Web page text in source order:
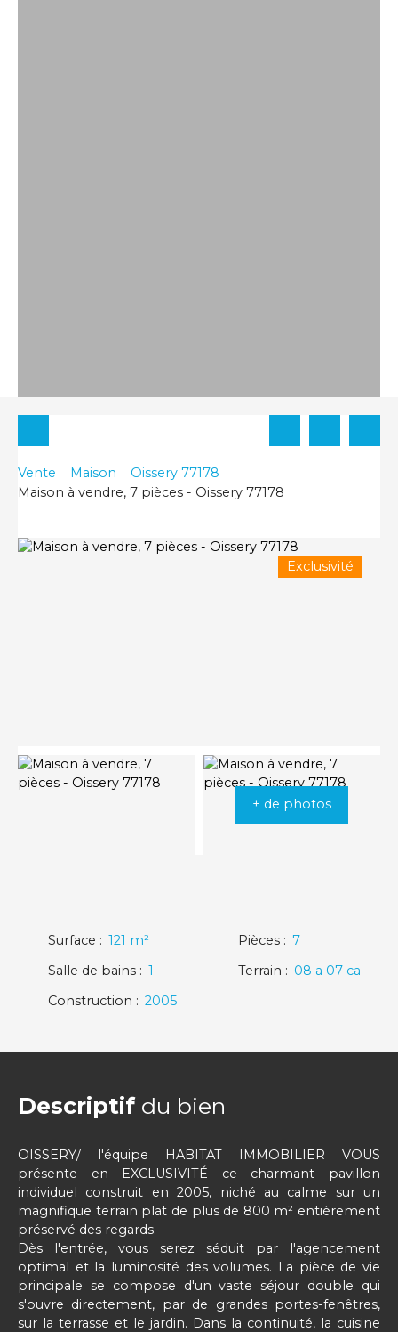
Vente Maison
Oissery 77178
Maison à vendre, 7 pièces - Oissery 77178
Exclusivité
+ de photos
Surface : 121 m² Pièces : 7
Salle de bains : 1 Terrain : 08 a 07 ca
Construction : 2005
Descriptif du bien
OISSERY/ l'équipe HABITAT IMMOBILIER VOUS
présente en EXCLUSIVITÉ ce charmant pavillon
individuel construit en 2005, niché au calme sur un
magnifique terrain plat de plus de 800 m² entièrement
préservé des regards.
Dès l'entrée, vous serez séduit par l'agencement
optimal et la luminosité des volumes. La pièce de vie
principale se compose d'un vaste séjour double qui
s'ouvre directement, par de grandes portes-fenêtres,
sur la terrasse et le jardin. Dans la continuité, la cuisine